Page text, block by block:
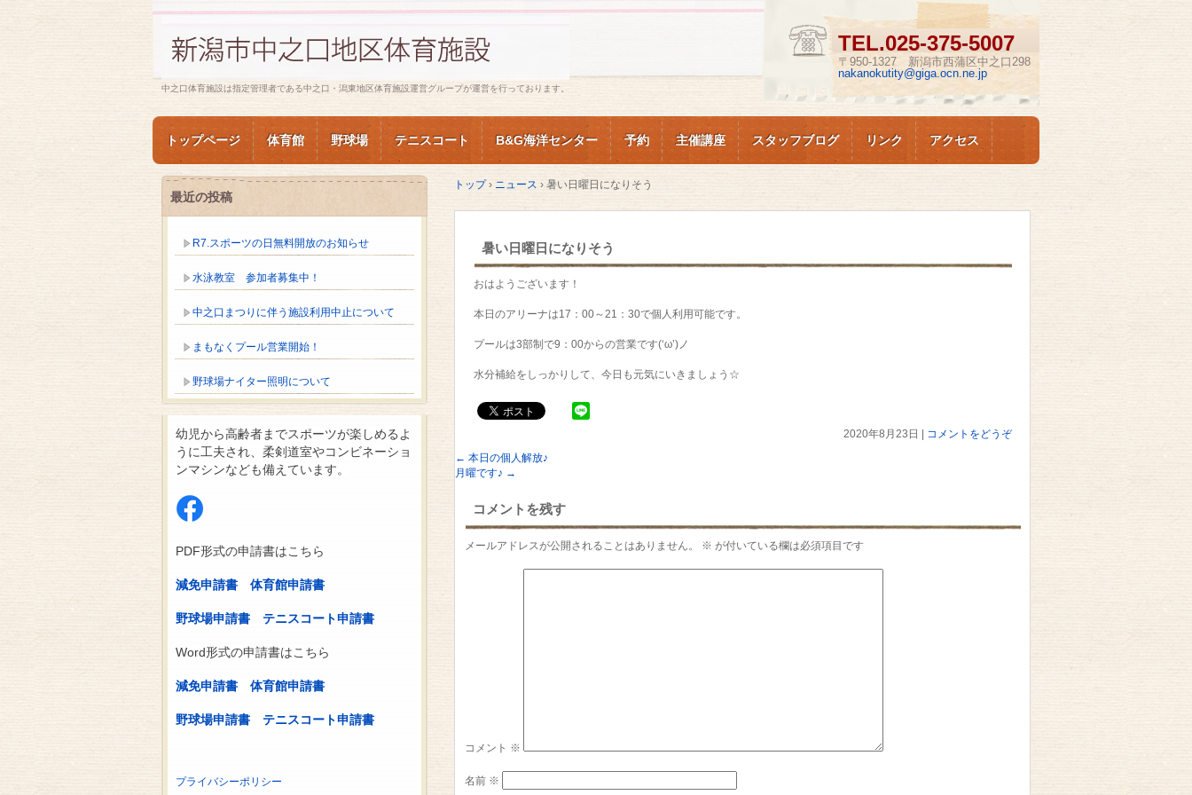
中之口体育施設は指定管理者である中之口・潟東地区体育施設運営グループが運営を行っております。
TEL.025-375-5007
〒950-1327 新潟市西蒲区中之口298
nakanokutity@giga.ocn.ne.jp
トップページ 体育館 野球場 テニスコート B&G海洋センター 予約 主催講座 スタッフブログ リンク アクセス
トップ › ニュース › 暑い日曜日になりそう
暑い日曜日になりそう
おはようございます！
本日のアリーナは17：00～21：30で個人利用可能です。
プールは3部制で9：00からの営業です(‘ω’)ノ
水分補給をしっかりして、今日も元気にいきましょう☆
2020年8月23日
コメントをどうぞ
← 本日の個人解放♪
月曜です♪ →
コメントを残す
メールアドレスが公開されることはありません。 ※ が付いている欄は必須項目です
コメント ※
名前 ※
最近の投稿
R7.スポーツの日無料開放のお知らせ
水泳教室 参加者募集中！
中之口まつりに伴う施設利用中止について
まもなくプール営業開始！
野球場ナイター照明について
幼児から高齢者までスポーツが楽しめるよ
うに工夫され、柔剣道室やコンビネーショ
ンマシンなども備えています。
PDF形式の申請書はこちら
減免申請書 体育館申請書
野球場申請書 テニスコート申請書
Word形式の申請書はこちら
減免申請書 体育館申請書
野球場申請書 テニスコート申請書
プライバシーポリシー